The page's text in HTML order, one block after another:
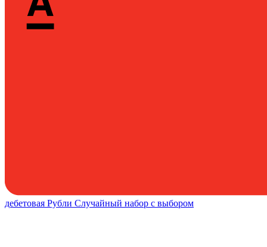
дебетовая Рубли Случайный набор с выбором